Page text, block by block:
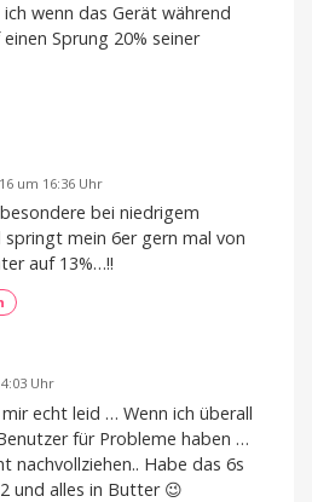
wenn das Gerät während
Sprung 20% seiner
um 16:36 Uhr
bei niedrigem
springt mein 6er gern mal von
auf 13%…!!
Uhr
echt leid … Wenn ich überall
für Probleme haben …
nachvollziehen.. Habe das 6s
und alles in Butter 😉